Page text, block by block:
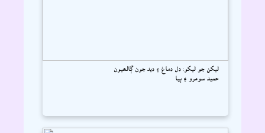
ليکن جو ليکو: دل دماغ ۽ ديد جون ڳالھيون
حميد سومرو ۽ ٻيا